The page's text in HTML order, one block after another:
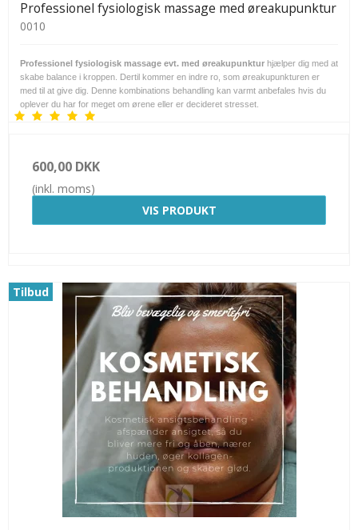
Professionel fysiologisk massage med øreakupunktur
0010
Professionel fysiologisk massage evt. med øreakupunktur hjælper dig med at
skabe balance i kroppen. Dertil kommer en indre ro, som øreakupunkturen er
med til at give dig. Denne kombinations behandling kan varmt anbefales hvis du
oplever du har for meget om ørene eller er decideret stresset.
600,00 DKK
(inkl. moms)
VIS PRODUKT
Tilbud